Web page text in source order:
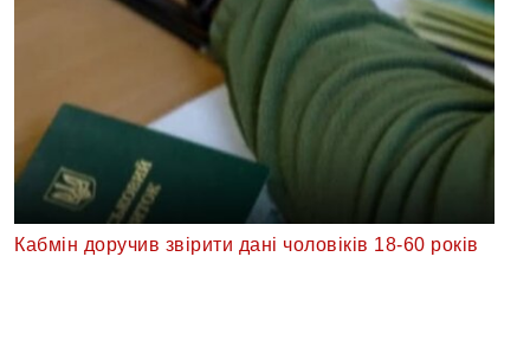
Кабмін доручив звірити дані чоловіків 18-60 років